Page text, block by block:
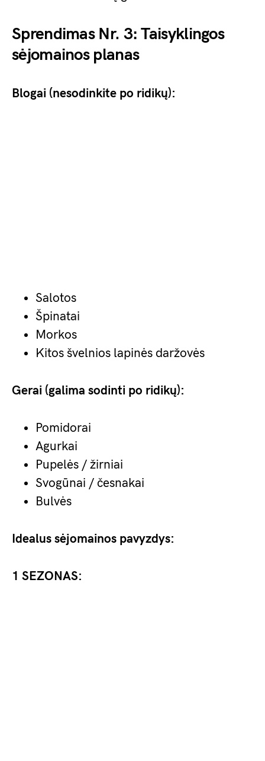
Sprendimas Nr. 3: Taisyklingos
sėjomainos planas
Blogai (nesodinkite po ridikų):
Salotos
Špinatai
Morkos
Kitos švelnios lapinės daržovės
Gerai (galima sodinti po ridikų):
Pomidorai
Agurkai
Pupelės / žirniai
Svogūnai / česnakai
Bulvės
Idealus sėjomainos pavyzdys:
1 SEZONAS: